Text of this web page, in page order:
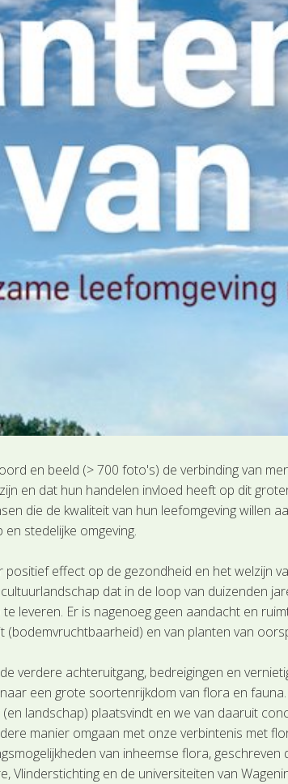
en beeld (> 700 foto's) de verbinding van
en dat hun handelen invloed heeft op dit
die de kwaliteit van hun leefomgeving
stedelijke omgeving.
effect op de gezondheid en het welzijn
dat in de loop van duizenden
leveren. Er is nagenoeg geen aandacht en
en van planten van
verdere achteruitgang, bedreigingen en
een grote soortenrijkdom van flora en
landschap) plaatsvindt en we van daaruit
manier omgaan met onze verbintenis met
van inheemse flora,
Vlinderstichting en de universiteiten van